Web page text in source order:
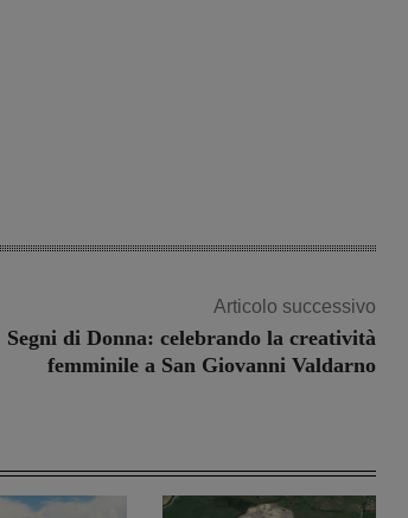
Articolo successivo
Segni di Donna: celebrando la creatività
femminile a San Giovanni Valdarno